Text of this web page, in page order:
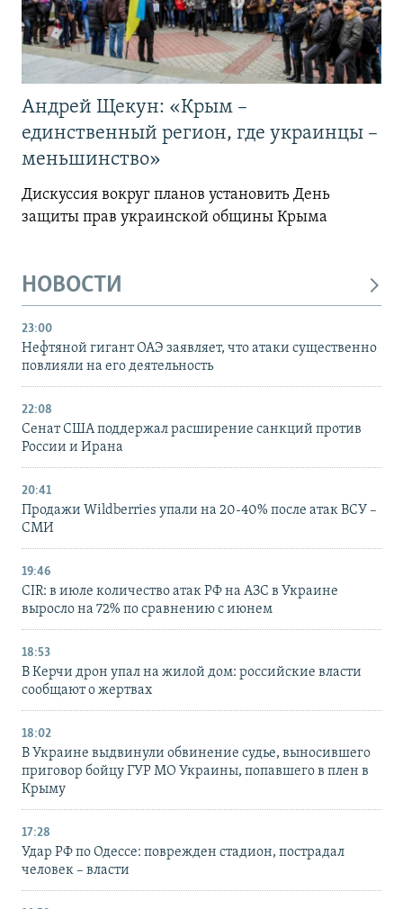
Андрей Щекун: «Крым –
единственный регион, где украинцы –
меньшинство»
Дискуссия вокруг планов установить День
защиты прав украинской общины Крыма
НОВОСТИ
23:00
Нефтяной гигант ОАЭ заявляет, что атаки существенно
повлияли на его деятельность
22:08
Сенат США поддержал расширение санкций против
России и Ирана
20:41
Продажи Wildberries упали на 20-40% после атак ВСУ –
СМИ
19:46
CIR: в июле количество атак РФ на АЗС в Украине
выросло на 72% по сравнению с июнем
18:53
В Керчи дрон упал на жилой дом: российские власти
сообщают о жертвах
18:02
В Украине выдвинули обвинение судье, выносившего
приговор бойцу ГУР МО Украины, попавшего в плен в
Крыму
17:28
Удар РФ по Одессе: поврежден стадион, пострадал
человек – власти